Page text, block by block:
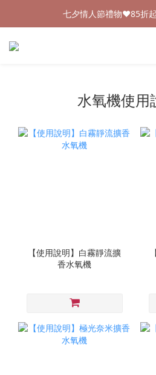
加入新會員領$100購物金
七夕情人節禮物❤85折起
加入新會員領$100購物金
水氧機使用
【使用說明】白霧靜流擴
香水氧機